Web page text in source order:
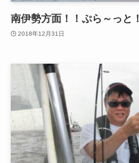
南伊勢方面！！ぷら～っと！
2018年12月31日